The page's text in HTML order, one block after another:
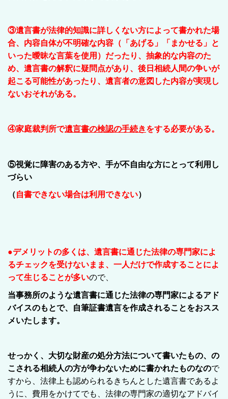
③遺言書が法律的知識に詳しくない方によって書かれた場
合、内容自体が不明確な内容（「あげる」「まかせる」と
いった曖昧な言葉を使用）だったり、抽象的な内容のた
め、遺言書の解釈に疑問点があり、後日相続人間の争いが
起こる可能性があったり、 遺言者の意図した内容が実現し
ないおそれがある。
④家庭裁判所で遺言書の検認の手続きをする必要がある。
⑤視覚に障害のある方や、手が不自由な方にとって利用し
づらい
（自書できない場合は利用できない）
●デメリットの多くは、遺言書に通じた法律の専門家によ
るチェックを受けないまま、一人だけで作成することによ
って生じることが多いので、
当事務所のような遺言書に通じた法律の専門家によるアド
バイスのもとで、自筆証書遺言を作成されることをおスス
メいたします。
せっかく、大切な財産の処分方法について書いたもの、の
こされる相続人の方が争わないために書かれたものなので
すから、 法律上も認められるきちんとした遺言書であるよ
うに、費用をかけてでも、法律の専門家の適切なアドバイ